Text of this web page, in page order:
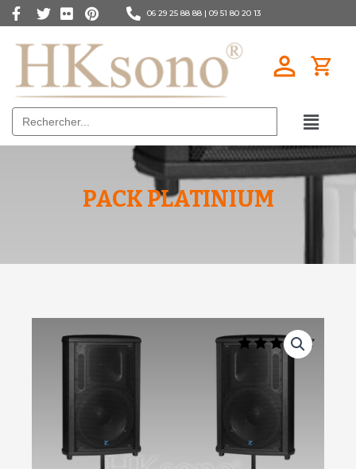
06 29 25 88 88 | 09 51 80 20 13
Search
for:
PACK PLATINIUM